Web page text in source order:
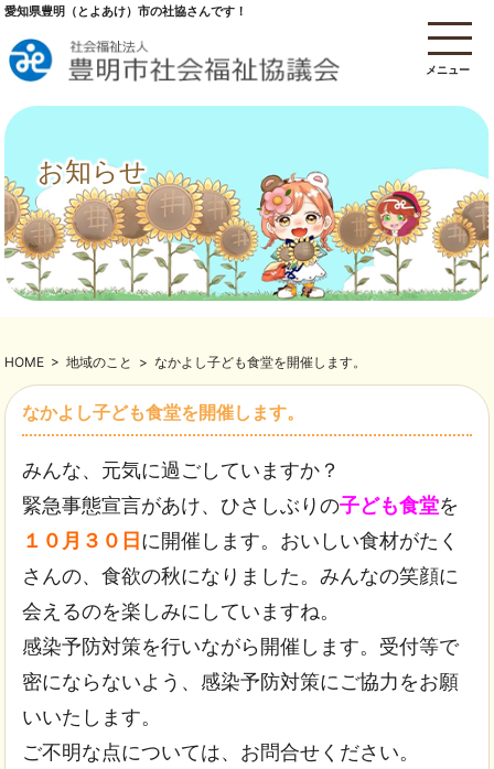
メニュー
愛知県豊明（とよあけ）市の社協さんです！
お知らせ
HOME > 地域のこと > なかよし子ども食堂を開催します。
なかよし子ども食堂を開催します。
みんな、元気に過ごしていますか？
緊急事態宣言があけ、ひさしぶりの子ども食堂を
１０月３０日 に開催します。おいしい食材がたく
さんの、食欲の秋になりました。みんなの笑顔に
会えるのを楽しみにしていますね。
感染予防対策を行いながら開催します。受付等で
密にならないよう、感染予防対策にご協力をお願
いいたします。
ご不明な点については、お問合せください。